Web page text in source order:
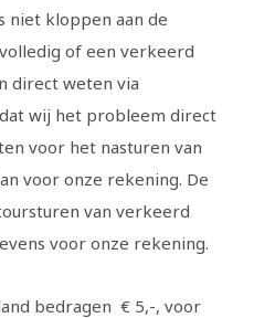
niet kloppen aan de
of een verkeerd
direct weten via
wij het probleem direct
voor het nasturen van
voor onze rekening. De
van verkeerd
voor onze rekening.
bedragen € 5,-, voor